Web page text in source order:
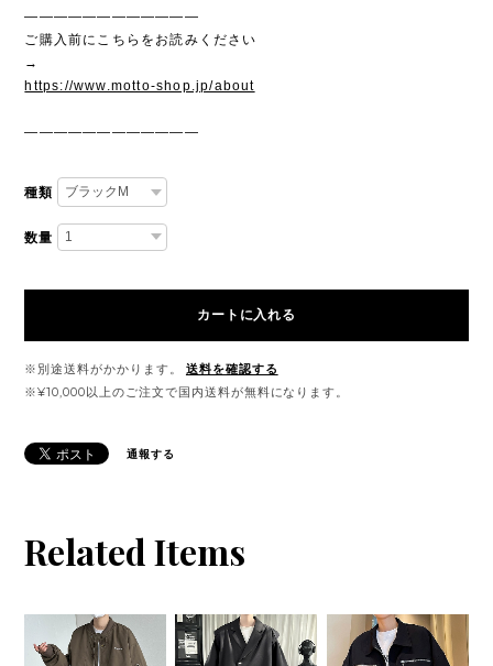
————————————
ご購入前にこちらをお読みください
→
https://www.motto-shop.jp/about
————————————
種類
数量
カートに入れる
※別途送料がかかります。
送料を確認する
※¥10,000以上のご注文で国内送料が無料になります。
通報する
Related Items